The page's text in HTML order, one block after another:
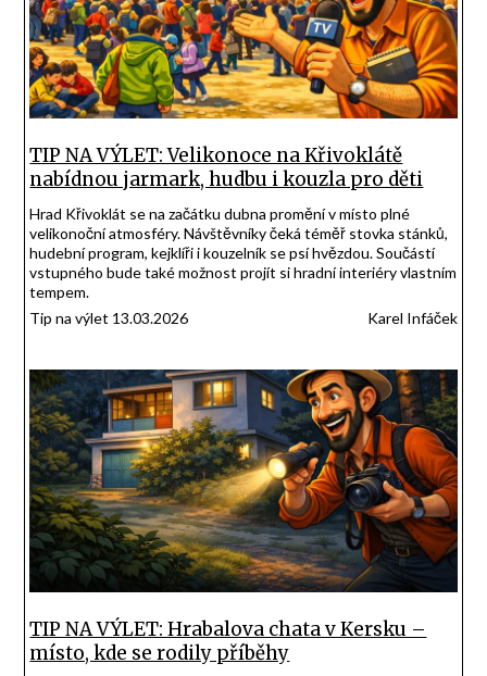
TIP NA VÝLET: Velikonoce na Křivoklátě
nabídnou jarmark, hudbu i kouzla pro děti
Hrad Křivoklát se na začátku dubna promění v místo plné
velikonoční atmosféry. Návštěvníky čeká téměř stovka stánků,
hudební program, kejklíři i kouzelník se psí hvězdou. Součástí
vstupného bude také možnost projít si hradní interiéry vlastním
tempem.
Tip na výlet 13.03.2026
Karel Infáček
TIP NA VÝLET: Hrabalova chata v Kersku –
místo, kde se rodily příběhy